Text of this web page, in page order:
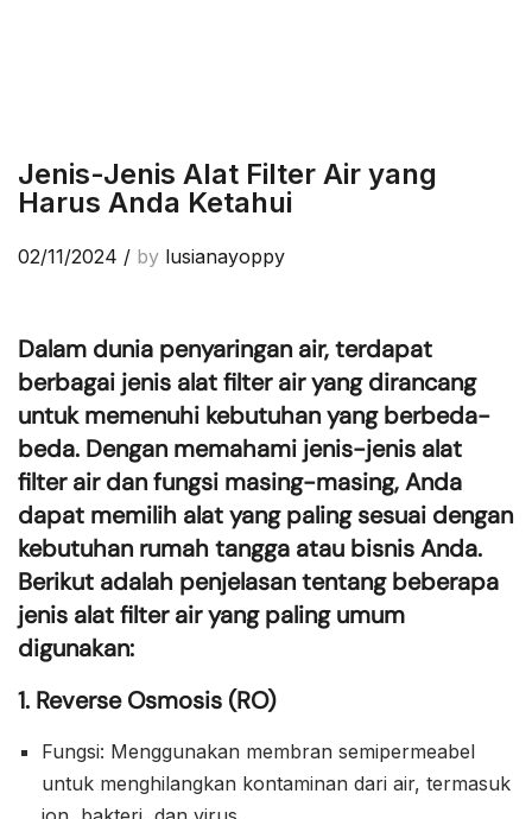
Jenis-Jenis Alat Filter Air yang
Harus Anda Ketahui
02/11/2024 / by lusianayoppy
Dalam dunia penyaringan air, terdapat
berbagai jenis alat filter air yang dirancang
untuk memenuhi kebutuhan yang berbeda-
beda. Dengan memahami jenis-jenis alat
filter air dan fungsi masing-masing, Anda
dapat memilih alat yang paling sesuai dengan
kebutuhan rumah tangga atau bisnis Anda.
Berikut adalah penjelasan tentang beberapa
jenis alat filter air yang paling umum
digunakan:
1. Reverse Osmosis (RO)
Fungsi: Menggunakan membran semipermeabel
untuk menghilangkan kontaminan dari air, termasuk